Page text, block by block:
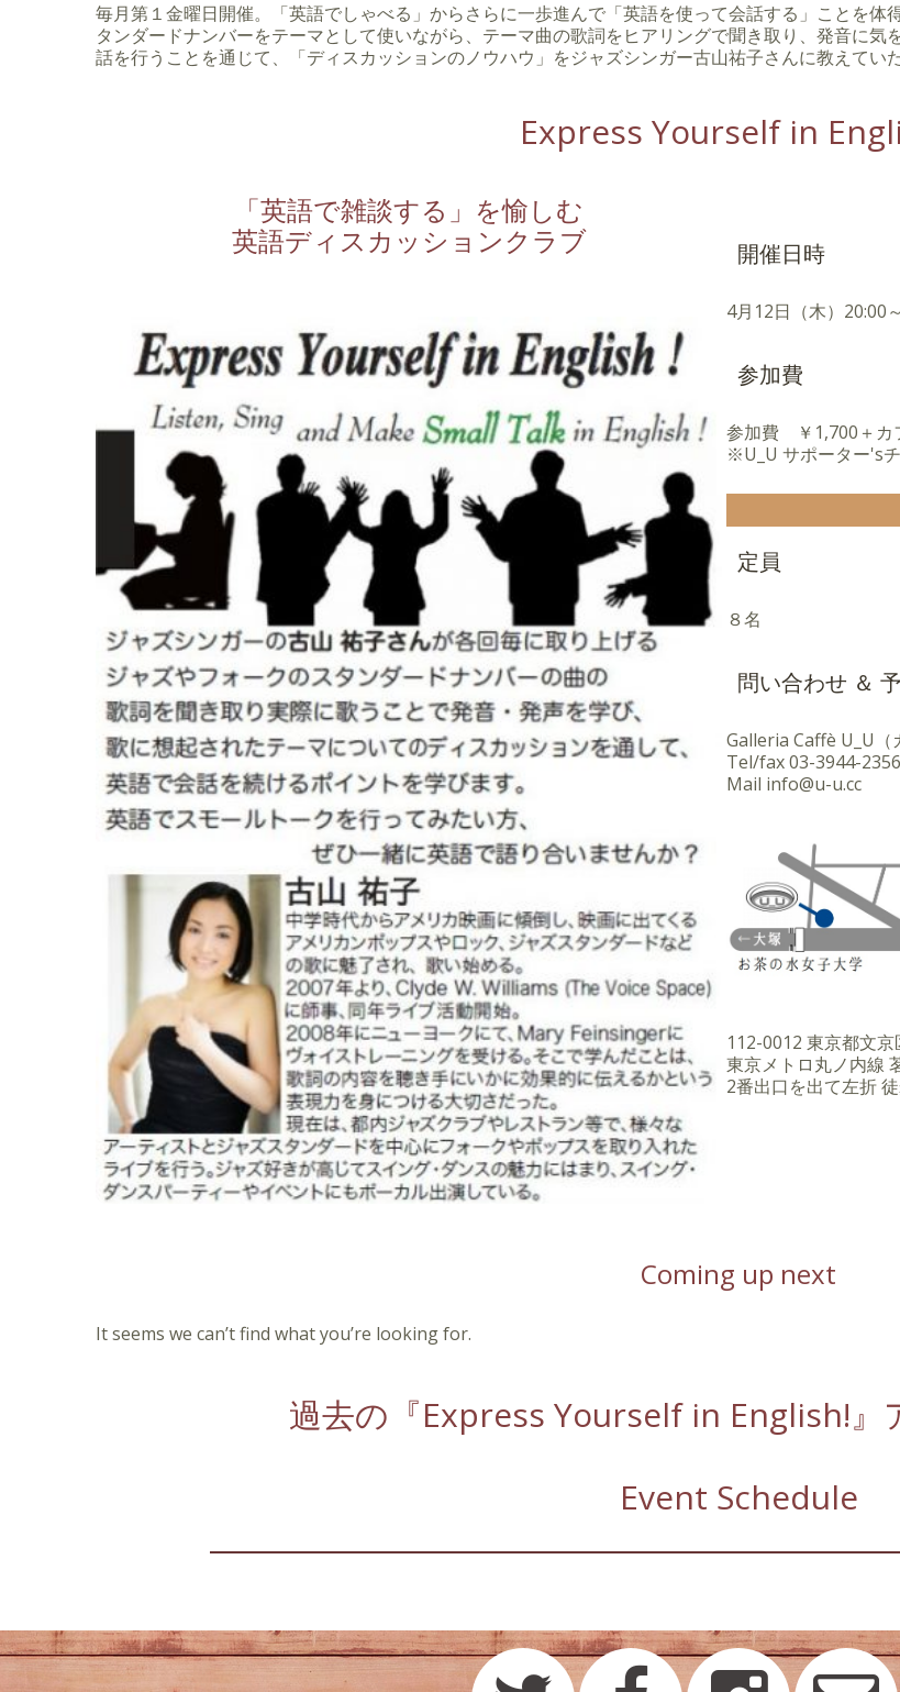
毎月第１金曜日開催。「英語でしゃべる」からさらに一歩進んで「英語を使って会話する」ことを
タンダードナンバーをテーマとして使いながら、テーマ曲の歌詞をヒアリングで聞き取り、発音に
話を行うことを通じて、「ディスカッションのノウハウ」をジャズシンガー古山祐子さんに教えていた
Express Yourself in
「英語で雑談する」を愉しむ
英語ディスカッションクラブ
開催日時
4月12日（木）20:00～
参加費
参加費 ￥1,700＋カ
※U_U サポーター's
定員
８名
問い合わせ ＆
Galleria Caffè U_U（
Tel/fax03-3944-2356
Mail info@u-u.cc
112-0012 東京都文
東京メトロ丸ノ内線
2番出口を出て左折
Coming up next
It seems we can’t find what you’re looking for.
過去の『Express Yourself in English!』
Event Schedule